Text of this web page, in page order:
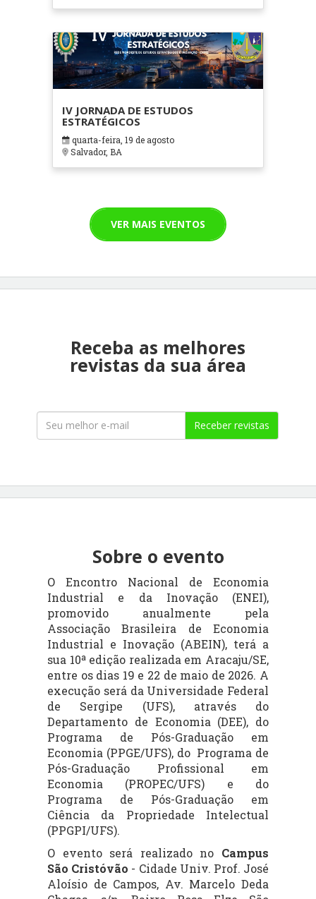
IV JORNADA DE ESTUDOS
ESTRATÉGICOS
quarta-feira, 19 de agosto
Salvador, BA
VER MAIS EVENTOS
Receba as melhores
revistas da sua área
Receber revistas
Sobre o evento
O Encontro Nacional de Economia
Industrial e da Inovação (ENEI),
promovido anualmente pela
Associação Brasileira de Economia
Industrial e Inovação (ABEIN), terá a
sua 10ª edição realizada em Aracaju/SE,
entre os dias 19 e 22 de maio de 2026. A
execução será da Universidade Federal
de Sergipe (UFS), através do
Departamento de Economia (DEE), do
Programa de Pós-Graduação em
Economia (PPGE/UFS), do Programa de
Pós-Graduação Profissional em
Economia (PROPEC/UFS) e do
Programa de Pós-Graduação em
Ciência da Propriedade Intelectual
(PPGPI/UFS).
O evento será realizado no Campus
São Cristóvão - Cidade Univ. Prof. José
Aloísio de Campos, Av. Marcelo Deda